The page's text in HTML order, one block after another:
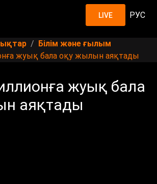
LIVE РУС
Білім және ғылым
жуық бала оқу жылын аяқтады
жуық бала
аяқтады